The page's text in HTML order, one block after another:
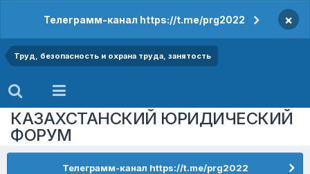
Телеграмм-канал https://t.me/prg2022 ×
Труд, безопасность и охрана труда, занятость
КАЗАХСТАНСКИЙ ЮРИДИЧЕСКИЙ
ФОРУМ
Телеграмм-канал https://t.me/prg2022